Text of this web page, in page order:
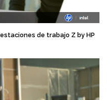
de trabajo Z by HP